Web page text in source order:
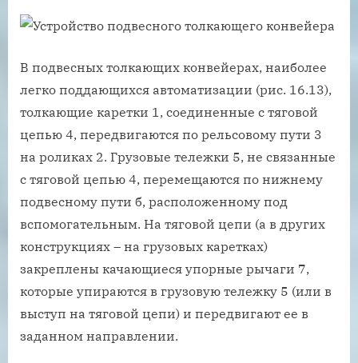
В подвесных толкающих конвейерах, наиболее
легко поддающихся автоматизации (рис. 16.13),
толкающие каретки 1, соединенные с тяговой
цепью 4, передвигаются по рельсовому пути 3
на роликах 2. Грузовые тележки 5, не связанные
с тяговой цепью 4, перемещаются по нижнему
подвесному пути б, расположенному под
вспомогательным. На тяговой цепи (а в других
конструкциях – на грузовых каретках)
закреплены качающиеся упорные рычаги 7,
которые упираются в грузовую тележку 5 (или в
выступ на тяговой цепи) и передвигают ее в
заданном направлении.